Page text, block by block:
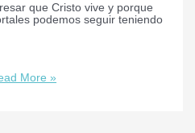
que Cristo vive y porque
podemos seguir teniendo
More »